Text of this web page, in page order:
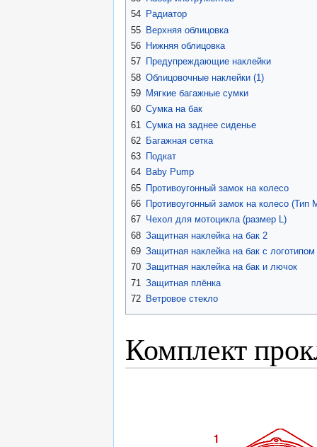
54 Радиатор
55 Верхняя облицовка
56 Нижняя облицовка
57 Предупреждающие наклейки
58 Облицовочные наклейки (1)
59 Мягкие багажные сумки
60 Сумка на бак
61 Сумка на заднее сиденье
62 Багажная сетка
63 Подкат
64 Baby Pump
65 Противоугонный замок на колесо
66 Противоугонный замок на колесо (Тип
67 Чехол для мотоцикла (размер L)
68 Защитная наклейка на бак 2
69 Защитная наклейка на бак с логотипом
70 Защитная наклейка на бак и лючок
71
Защитная плёнка
72 Ветровое стекло
Комплект